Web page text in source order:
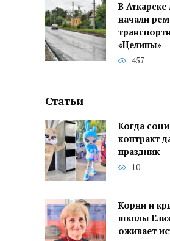
В
начали
«Целины»
457
Статьи
Когда
контракт
праздник
10
Корни и
школы
оживает